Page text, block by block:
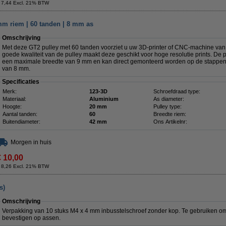
7,44 Excl. 21% BTW
riem | 60 tanden | 8 mm as
Omschrijving
Met deze GT2 pulley met 60 tanden voorziet u uw 3D-printer of CNC-machine
goede kwaliteit van de pulley maakt deze geschikt voor hoge resolutie prints. De
een maximale breedte van 9 mm en kan direct gemonteerd worden op de
van 8 mm.
Specificaties
Merk: 123-3D
Schroefdraad type:
Materiaal:
Aluminium
As diameter:
Hoogte:
20 mm
Pulley type:
Aantal tanden:
60
Breedte riem:
Buitendiameter:
42 mm Ons Artikelnr:
Morgen in huis
10,00
8,26 Excl. 21% BTW
Omschrijving
Verpakking van 10 stuks M4 x 4 mm inbusstelschroef zonder kop. Te gebruiken
bevestigen op assen.